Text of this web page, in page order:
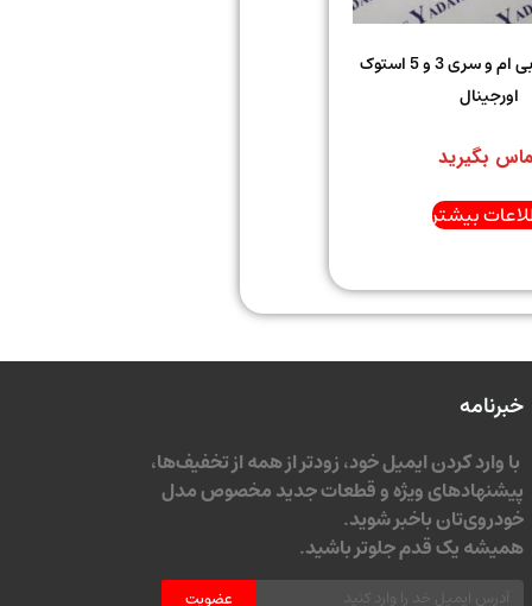
ایربگ فرمان بی ام و سری 3 و 5 استوک
اورجینال
بگیرید
بیشتر
خبرنامه
با وارد کردن ایمیل خود، زودتر از همه از تخفیف‌ها،
پیشنهادهای ویژه و قطعات جدید مخصوص مدل
خودروی‌تان باخبر شوید.
همیشه یک قدم جلوتر باشید.
عضویت